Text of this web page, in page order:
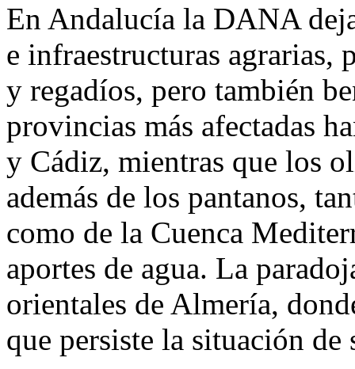
En Andalucía la DANA
e infraestructuras agrarias,
y regadíos, pero también
provincias más afectadas
y Cádiz, mientras que los
además de los pantanos,
como de la Cuenca
aportes de agua. La
orientales de Almería,
que persiste la situación de